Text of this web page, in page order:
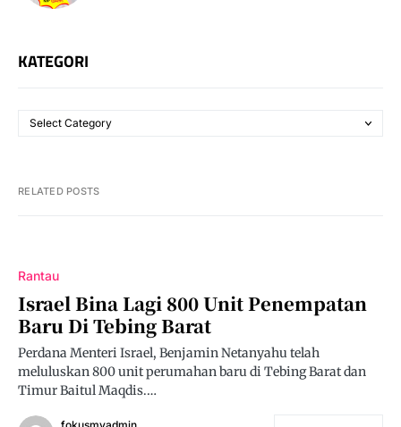
KATEGORI
RELATED POSTS
Rantau
Israel Bina Lagi 800 Unit Penempatan
Baru Di Tebing Barat
Perdana Menteri Israel, Benjamin Netanyahu telah
meluluskan 800 unit perumahan baru di Tebing Barat dan
Timur Baitul Maqdis.…